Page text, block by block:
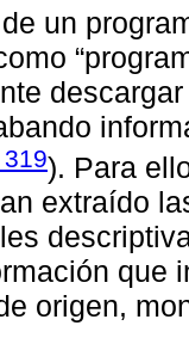
un
). Para
extraído
que
origen,